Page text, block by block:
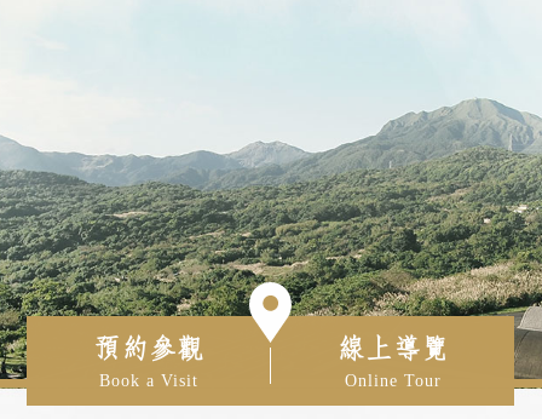
預約參觀
Book a Visit
線上導覽
Online Tour